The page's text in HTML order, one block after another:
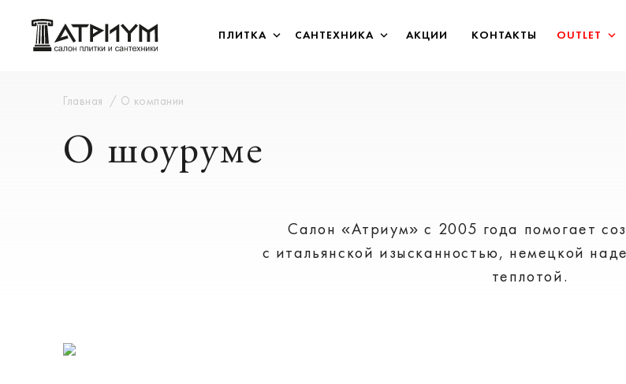
ПЛИТКА САНТЕХНИКА АКЦИИ КОНТАКТЫ OUTLET
Главная О компании
О шоуруме
Салон «Атриум» с 2005 года помогает
с итальянской изысканностью, немецкой
теплотой.